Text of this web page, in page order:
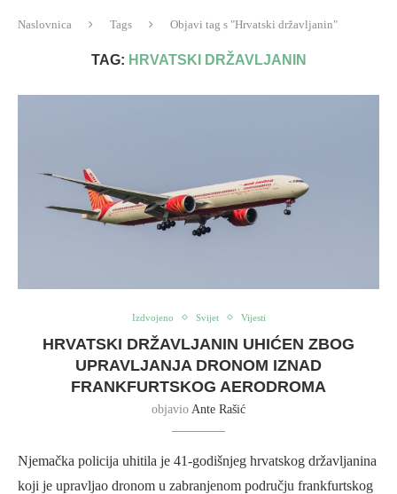
Naslovnica Tags Objavi tag s "Hrvatski državljanin"
TAG: HRVATSKI DRŽAVLJANIN
Izdvojeno Svijet Vijesti
HRVATSKI DRŽAVLJANIN UHIĆEN ZBOG
UPRAVLJANJA DRONOM IZNAD
FRANKFURTSKOG AERODROMA
objavio Ante Rašić
Njemačka policija uhitila je 41-godišnjeg hrvatskog državljanina
koji je upravljao dronom u zabranjenom području frankfurtskog